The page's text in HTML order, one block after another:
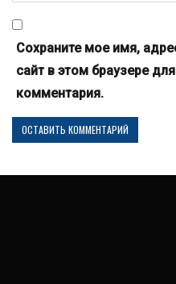
Сохраните мое имя,
сайт в этом браузере
комментария.